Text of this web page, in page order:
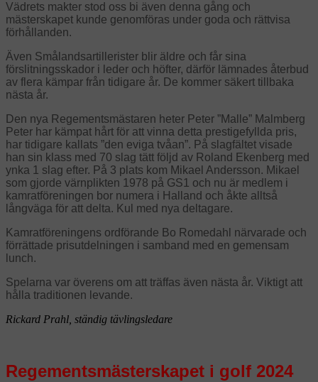
Vädrets makter stod oss bi även denna gång och
mästerskapet kunde genomföras under goda och rättvisa
förhållanden.
Även Smålandsartillerister blir äldre och får sina
förslitningsskador i leder och höfter, därför lämnades återbud
av flera kämpar från tidigare år. De kommer säkert tillbaka
nästa år.
Den nya Regementsmästaren heter Peter ”Malle” Malmberg
Peter har kämpat hårt för att vinna detta prestigefyllda pris,
har tidigare kallats ”den eviga tvåan”. På slagfältet visade
han sin klass med 70 slag tätt följd av Roland Ekenberg med
ynka 1 slag efter. På 3 plats kom Mikael Andersson. Mikael
som gjorde värnplikten 1978 på GS1 och nu är medlem i
kamratföreningen bor numera i Halland och åkte alltså
långväga för att delta. Kul med nya deltagare.
Kamratföreningens ordförande Bo Romedahl närvarade och
förrättade prisutdelningen i samband med en gemensam
lunch.
Spelarna var överens om att träffas även nästa år. Viktigt att
hålla traditionen levande.
Rickard Prahl, ständig tävlingsledare
Regementsmästerskapet i golf 2024